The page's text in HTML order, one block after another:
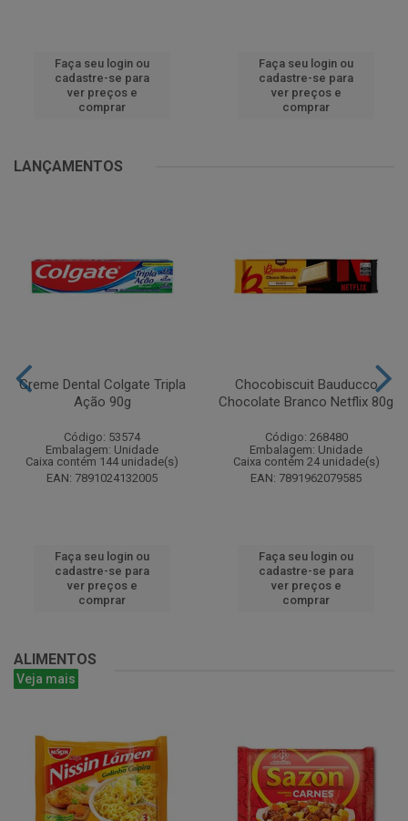
Faça seu login ou
cadastre-se para
ver preços e
comprar
Faça seu login ou
cadastre-se para
ver preços e
comprar
LANÇAMENTOS
Creme Dental Colgate Tripla
Ação 90g
Código: 53574
Embalagem: Unidade
Caixa contém 144 unidade(s)
EAN: 7891024132005
Faça seu login ou
cadastre-se para
ver preços e
comprar
Chocobiscuit Bauducco
Chocolate Branco Netflix 80g
Código: 268480
Embalagem: Unidade
Caixa contém 24 unidade(s)
EAN: 7891962079585
Faça seu login ou
cadastre-se para
ver preços e
comprar
ALIMENTOS
Veja mais